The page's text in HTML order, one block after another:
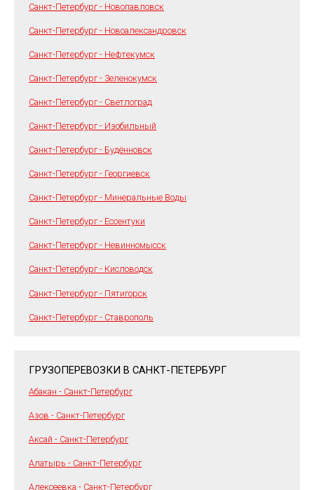
Санкт-Петербург - Новопавловск
Санкт-Петербург - Новоалександровск
Санкт-Петербург - Нефтекумск
Санкт-Петербург - Зеленокумск
Санкт-Петербург - Светлоград
Санкт-Петербург - Изобильный
Санкт-Петербург - Будённовск
Санкт-Петербург - Георгиевск
Санкт-Петербург - Минеральные Воды
Санкт-Петербург - Ессентуки
Санкт-Петербург - Невинномысск
Санкт-Петербург - Кисловодск
Санкт-Петербург - Пятигорск
Санкт-Петербург - Ставрополь
ГРУЗОПЕРЕВОЗКИ В САНКТ-ПЕТЕРБУРГ
Абакан - Санкт-Петербург
Азов - Санкт-Петербург
Аксай - Санкт-Петербург
Алатырь - Санкт-Петербург
Алексеевка - Санкт-Петербург